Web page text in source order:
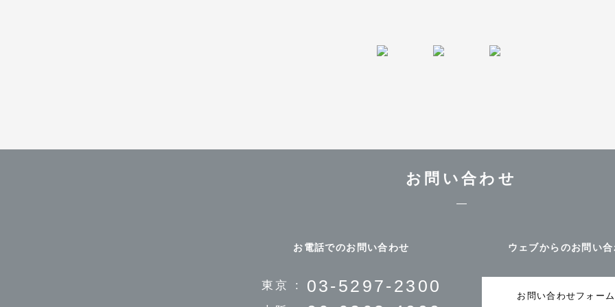
お問い合わせ
お電話でのお問い合わせ
東京 : 03-5297-2300
ウェブからのお問い合
お問い合わせフォー